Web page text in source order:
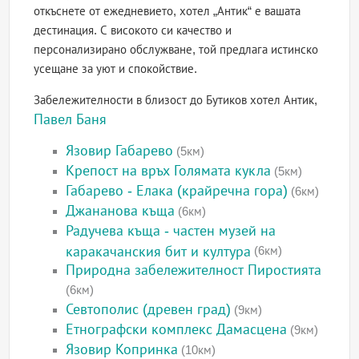
откъснете от ежедневието, хотел „Антик“ е вашата
дестинация. С високото си качество и
персонализирано обслужване, той предлага истинско
усещане за уют и спокойствие.
Забележителности в близост до Бутиков хотел Антик,
Павел Баня
Язовир Габарево (5км)
Крепост на връх Голямата кукла (5км)
Габарево - Елака (крайречна гора) (6км)
Джананова къща (6км)
Радучева къща - частен музей на
каракачанския бит и култура (6км)
Природна забележителност Пиростията
(6км)
Севтополис (древен град) (9км)
Етнографски комплекс Дамасцена (9км)
Язовир Копринка (10км)